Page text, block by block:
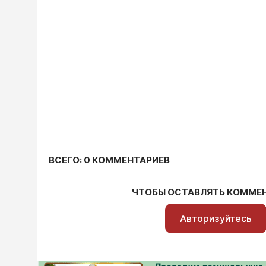
ВСЕГО: 0 КОММЕНТАРИЕВ
ЧТОБЫ ОСТАВЛЯТЬ
Авторизуйтесь